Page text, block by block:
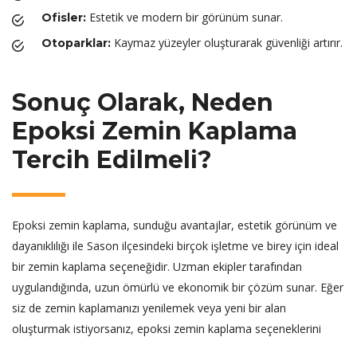
Ofisler: Estetik ve modern bir görünüm sunar.
Otoparklar: Kaymaz yüzeyler oluşturarak güvenliği artırır.
Sonuç Olarak, Neden
Epoksi Zemin Kaplama
Tercih Edilmeli?
Epoksi zemin kaplama, sunduğu avantajlar, estetik görünüm ve
dayanıklılığı ile Sason ilçesindeki birçok işletme ve birey için ideal
bir zemin kaplama seçeneğidir. Uzman ekipler tarafından
uygulandığında, uzun ömürlü ve ekonomik bir çözüm sunar. Eğer
siz de zemin kaplamanızı yenilemek veya yeni bir alan
oluşturmak istiyorsanız, epoksi zemin kaplama seçeneklerini